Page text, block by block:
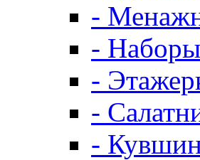
-
- Наборы
-
-
-